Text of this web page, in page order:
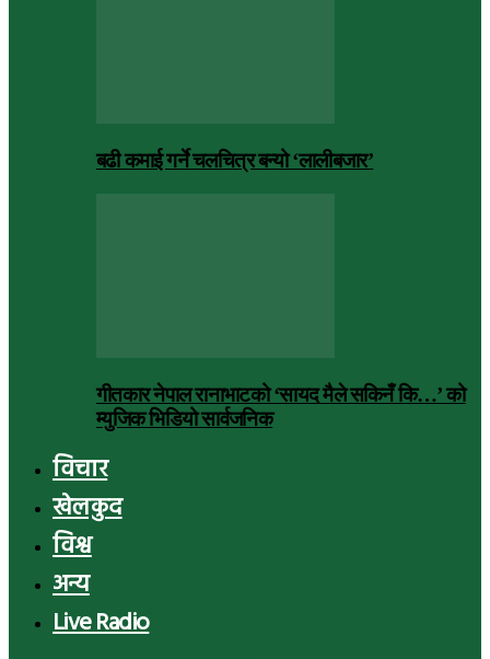
बढी कमाई गर्ने चलचित्र बन्यो ‘लालीबजार’
गीतकार नेपाल रानाभाटको ‘सायद मैले सकिनँ कि…’ को
म्युजिक भिडियो सार्वजनिक
विचार
खेलकुद
विश्व
अन्य
Live Radio